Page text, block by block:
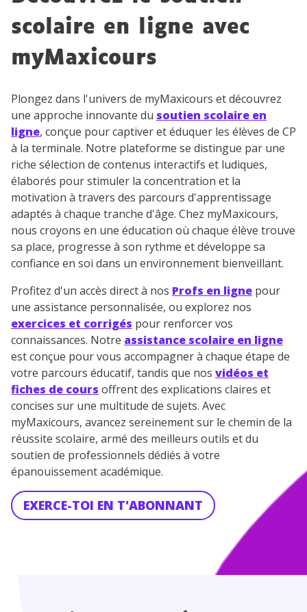
scolaire en ligne avec
myMaxicours
Plongez dans l'univers de myMaxicours et découvrez
une approche innovante du soutien scolaire en
ligne, conçue pour captiver et éduquer les élèves de CP
à la terminale. Notre plateforme se distingue par une
riche sélection de contenus interactifs et ludiques,
élaborés pour stimuler la concentration et la
motivation à travers des parcours d'apprentissage
adaptés à chaque tranche d'âge. Chez myMaxicours,
nous croyons en une éducation où chaque élève trouve
sa place, progresse à son rythme et développe sa
confiance en soi dans un environnement bienveillant.
Profitez d'un accès direct à nos Profs en ligne pour
une assistance personnalisée, ou explorez nos
exercices et corrigés pour renforcer vos
connaissances. Notre assistance scolaire en ligne
est conçue pour vous accompagner à chaque étape de
votre parcours éducatif, tandis que nos vidéos et
fiches de cours offrent des explications claires et
concises sur une multitude de sujets. Avec
myMaxicours, avancez sereinement sur le chemin de la
réussite scolaire, armé des meilleurs outils et du
soutien de professionnels dédiés à votre
épanouissement académique.
EXERCE-TOI EN T'ABONNANT